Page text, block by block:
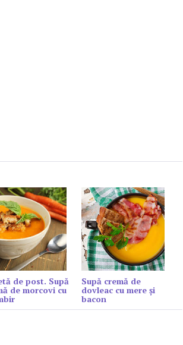
de post. Supă
de morcovi cu
Supă cremă de
dovleac cu mere și
bacon